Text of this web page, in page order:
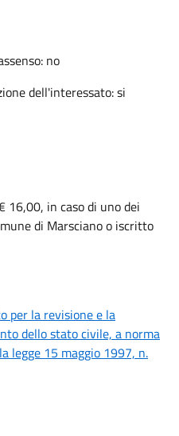
no
dell'interessato: si
16,00, in caso di uno dei
di Marsciano o iscritto
per la revisione e la
dello stato civile, a norma
legge 15 maggio 1997, n.